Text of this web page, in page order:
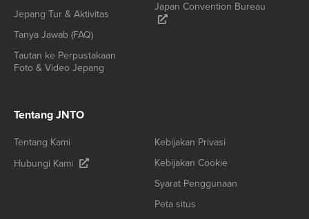
Jepang Tur & Aktivitas
Tanya Jawab (FAQ)
Tautan ke Perpustakaan
Foto & Video Jepang
Japan Convention Bureau
Tentang JNTO
Tentang Kami
Hubungi Kami
Kebijakan Privasi
Kebijakan Cookie
Syarat Penggunaan
Peta situs